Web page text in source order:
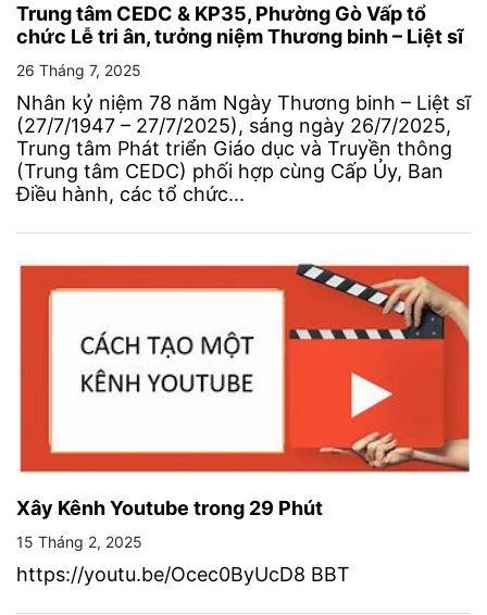
Trung tâm CEDC & KP35, Phường Gò Vấp tổ
chức Lễ tri ân, tưởng niệm Thương binh – Liệt sĩ
26 Tháng 7, 2025
Nhân kỷ niệm 78 năm Ngày Thương binh – Liệt sĩ
(27/7/1947 – 27/7/2025), sáng ngày 26/7/2025,
Trung tâm Phát triển Giáo dục và Truyền thông
(Trung tâm CEDC) phối hợp cùng Cấp Ủy, Ban
Điều hành, các tổ chức...
Xây Kênh Youtube trong 29 Phút
15 Tháng 2, 2025
https://youtu.be/Ocec0ByUcD8 BBT